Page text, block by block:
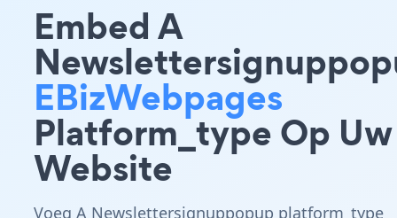
Embed A
EBizWebpages
Platform_type Op Uw
Website
Voeg A Newslettersignuppopup platform_type